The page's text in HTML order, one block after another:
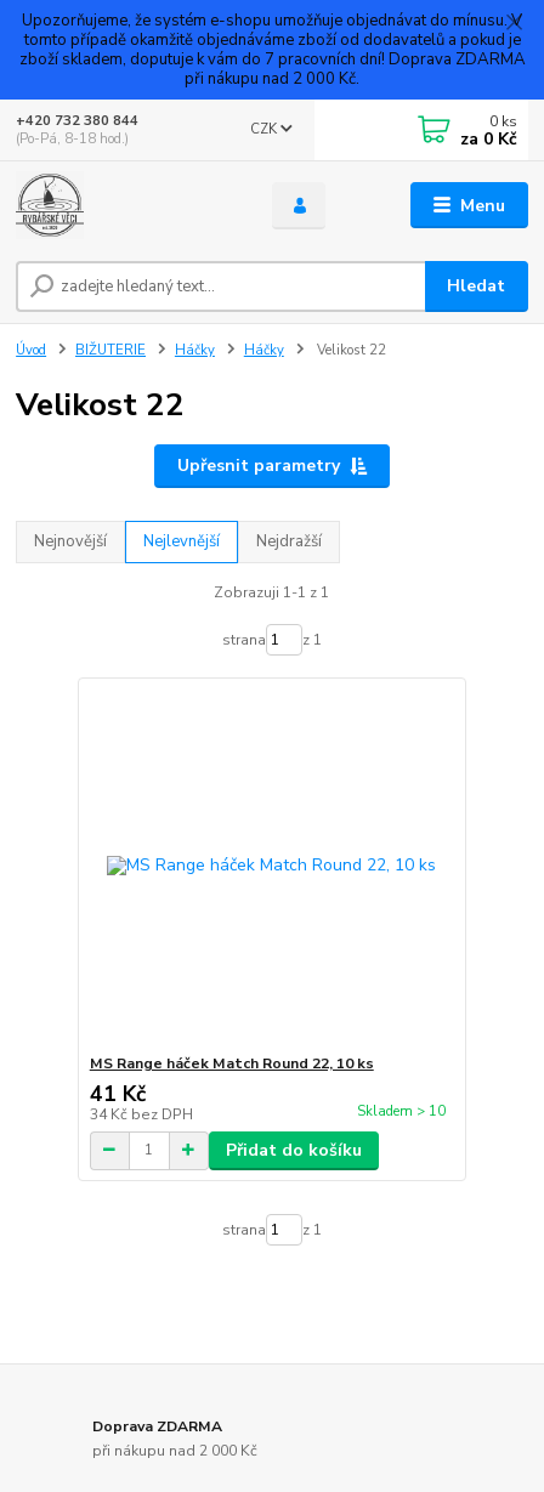
Upozorňujeme, že systém e-shopu umožňuje objednávat do mínusu. V
tomto případě okamžitě objednáváme zboží od dodavatelů a pokud je
zboží skladem, doputuje k vám do 7 pracovních dní! Doprava ZDARMA
při nákupu nad 2 000 Kč.
Menu
CZK
Hledat
+420 732 380 844
(Po-Pá, 8-18 hod.)
0 ks
za 0 Kč
Úvod BIŽUTERIE Háčky Háčky Velikost 22
Velikost 22
Upřesnit parametry
Nejnovější Nejlevnější Nejdražší
Zobrazuji 1-1 z 1
strana z 1
MS Range háček Match Round 22, 10 ks
41 Kč
34 Kč bez DPH Skladem > 10
Přidat do košíku
strana z 1
Doprava ZDARMA
při nákupu nad 2 000 Kč